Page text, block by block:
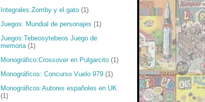
Integrales:Zomby y el gato (1)
Juegos: Mundial de personajes (1)
Juegos:Tebeosytebeos Juego de
memoria (1)
Monográfico:Crossover en Pulgarcito (1)
Monográficos: Concurso Vuelo 979 (1)
Monográficos:Autores españoles en UK
(1)